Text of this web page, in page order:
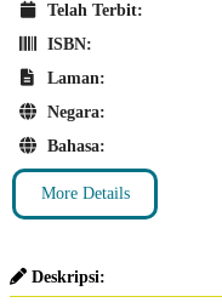
Telah Terbit:
ISBN:
Laman:
Negara:
Bahasa:
More Details
Deskripsi: